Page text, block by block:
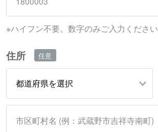
※ハイフン不要。数字のみご入力ください
住所